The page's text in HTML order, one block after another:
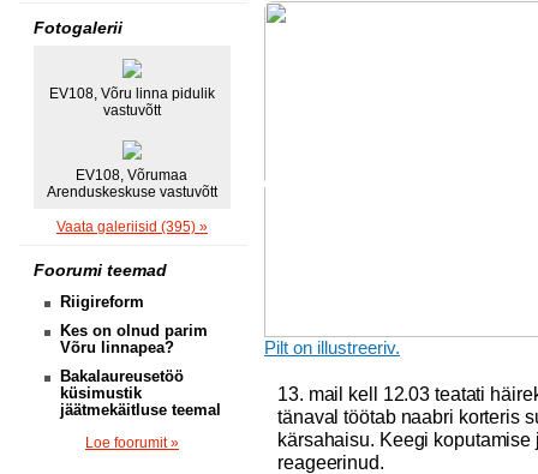
Fotogalerii
EV108, Võru linna pidulik
vastuvõtt
EV108, Võrumaa
Arenduskeskuse vastuvõtt
Vaata galeriisid (395) »
Foorumi teemad
Riigireform
Kes on olnud parim
Võru linnapea?
Bakalaureusetöö
küsimustik
jäätmekäitluse teemal
Loe foorumit »
Pilt on illustreeriv.
13. mail kell 12.03 teatati
tänaval töötab naabri korteris
kärsahaisu. Keegi
reageerinud.